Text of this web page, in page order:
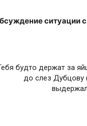
ситуации
будто держат за
до слез Дубцову